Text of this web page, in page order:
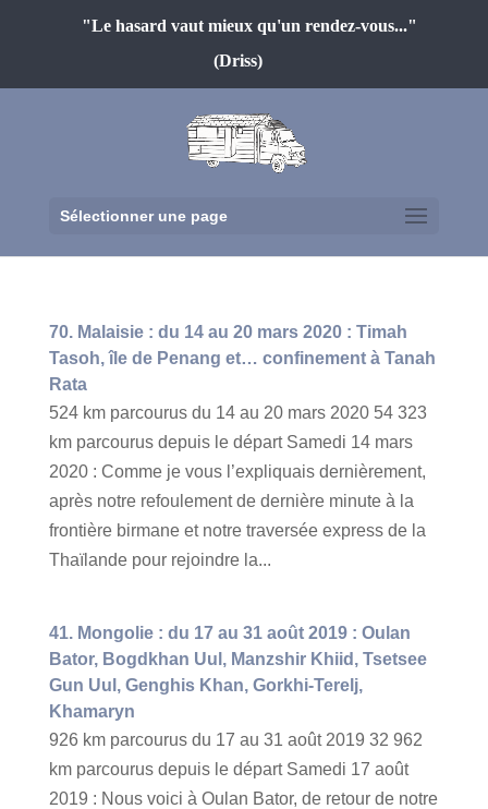
"Le hasard vaut mieux qu'un rendez-vous..."
(Driss)
Sélectionner une page
70. Malaisie : du 14 au 20 mars 2020 : Timah
Tasoh, île de Penang et… confinement à Tanah
Rata
524 km parcourus du 14 au 20 mars 2020 54 323
km parcourus depuis le départ Samedi 14 mars
2020 : Comme je vous l’expliquais dernièrement,
après notre refoulement de dernière minute à la
frontière birmane et notre traversée express de la
Thaïlande pour rejoindre la...
41. Mongolie : du 17 au 31 août 2019 : Oulan
Bator, Bogdkhan Uul, Manzshir Khiid, Tsetsee
Gun Uul, Genghis Khan, Gorkhi-Terelj,
Khamaryn
926 km parcourus du 17 au 31 août 2019 32 962
km parcourus depuis le départ Samedi 17 août
2019 : Nous voici à Oulan Bator, de retour de notre